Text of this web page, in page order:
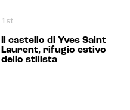
1st
Il castello di Yves Saint
Laurent, rifugio estivo
dello stilista